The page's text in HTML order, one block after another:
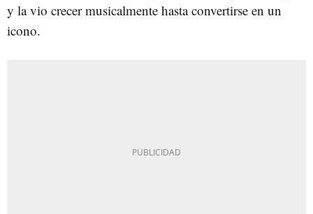
y la vio crecer musicalmente hasta convertirse en un
icono.